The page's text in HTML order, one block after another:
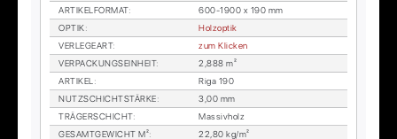
AR­TI­KEL­FOR­MAT:
600-1900 x 190 mm
OP­TIK:
Holz­op­tik
VER­LE­GE­ART:
zum Kli­cken
VER­PA­CKUNGS­EIN­HEIT:
2,888 m²
AR­TI­KEL:
Riga 190
NUTZ­SCHICHT­STÄR­KE:
3,00 mm
TRÄ­GER­SCHICHT:
Mas­siv­holz
GE­SAMT­GE­WICHT M²:
22,80 kg/m²